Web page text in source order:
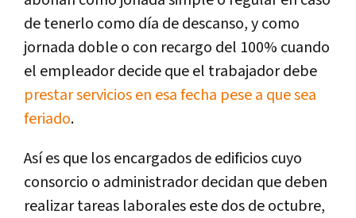
de tenerlo como día de descanso, y como
jornada doble o con recargo del 100% cuando
el empleador decide que el trabajador debe
prestar servicios en esa fecha pese a que sea
feriado.
Así es que los encargados de edificios cuyo
consorcio o administrador decidan que deben
realizar tareas laborales este dos de octubre,